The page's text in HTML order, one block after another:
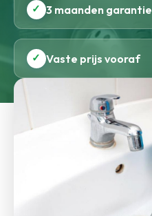
✓ 3 maanden garantie
✓ Vaste prijs vooraf